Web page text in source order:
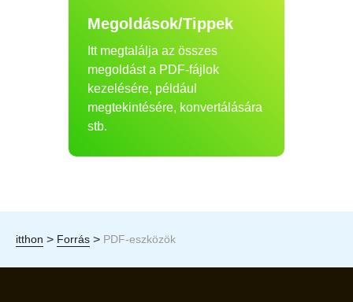
Megoldások/Tippek
Itt megtalálja az összes
megoldást a PDF-fájlok
kezelésére, például
megtekintésére, konvertálására
stb.
itthon > Forrás > PDF-eszközök